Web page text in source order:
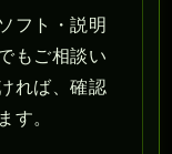
フト・説明
もご相談い
れば、確認
す。